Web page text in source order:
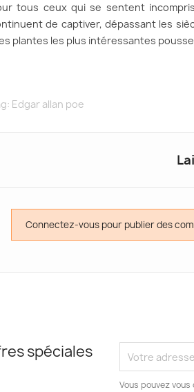
tous ceux qui se sentent
de captiver, dépassant les
plantes les plus intéressantes
Edgar allan poe
Connectez-vous pour publier des
spéciales
Vous pouvez